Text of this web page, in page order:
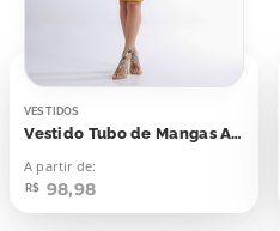
VESTIDOS
Vestido Tubo de Mangas Amarelo Sunglow
A partir de:
R$ 98,98